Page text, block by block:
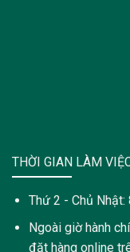
THỜI GIAN LÀM
Thứ 2 - Chủ Nhật:
Ngoài giờ hành
đặt hàng online